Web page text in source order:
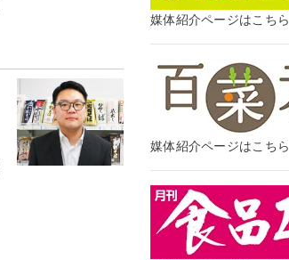
媒体紹介ページはこちら
媒体紹介ページはこちら